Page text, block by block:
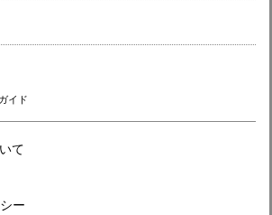
イド
て
ー